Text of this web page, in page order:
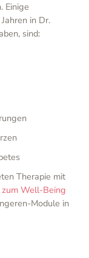
Einige
in Dr.
sind:
Therapie mit
zum Well-Being
Module in